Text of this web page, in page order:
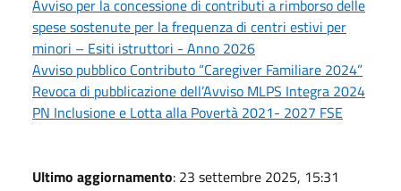
Avviso per la concessione di contributi a rimborso delle
spese sostenute per la frequenza di centri estivi per
minori – Esiti istruttori - Anno 2026
Avviso pubblico Contributo “Caregiver Familiare 2024”
Revoca di pubblicazione dell’Avviso MLPS Integra 2024
PN Inclusione e Lotta alla Povertà 2021- 2027 FSE
Ultimo aggiornamento: 23 settembre 2025, 15:31